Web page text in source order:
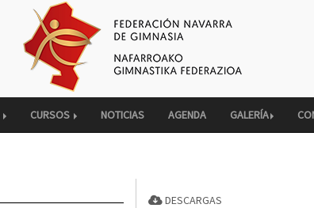
CURSOS NOTICIAS AGENDA GALERÍA
DESCARGAS